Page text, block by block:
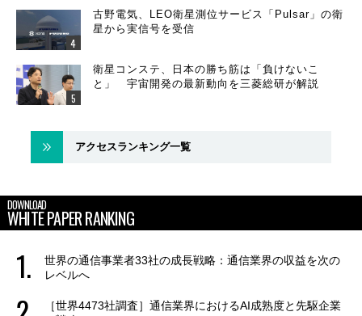
古野電気、LEO衛星測位サービス「Pulsar」の衛
星から実信号を受信
衛星コンステ、日本の勝ち筋は「負けないこ
と」 宇宙開発の最新動向を三菱総研が解説
アクセスランキング一覧
DOWNLOAD
WHITE PAPER RANKING
世界の通信事業者33社の成長戦略：通信業界の収益を次の
レベルへ
［世界4473社調査］通信業界におけるAI成熟度と先駆企業